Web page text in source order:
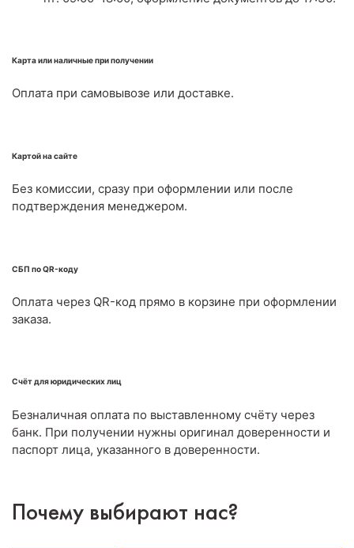
Карта или наличные при получении
Оплата при самовывозе или доставке.
Картой на сайте
Без комиссии, сразу при оформлении или после
подтверждения менеджером.
СБП по QR-коду
Оплата через QR-код прямо в корзине при оформлении
заказа.
Счёт для юридических лиц
Безналичная оплата по выставленному счёту через
банк. При получении нужны оригинал доверенности и
паспорт лица, указанного в доверенности.
Почему выбирают нас?